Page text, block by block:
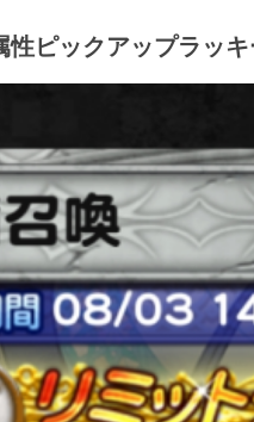
ピックアップラッ